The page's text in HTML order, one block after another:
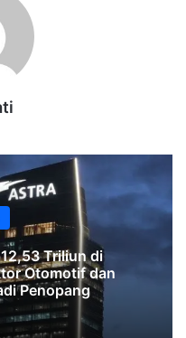
Triliun di
Otomotif dan
Penopang‎‎